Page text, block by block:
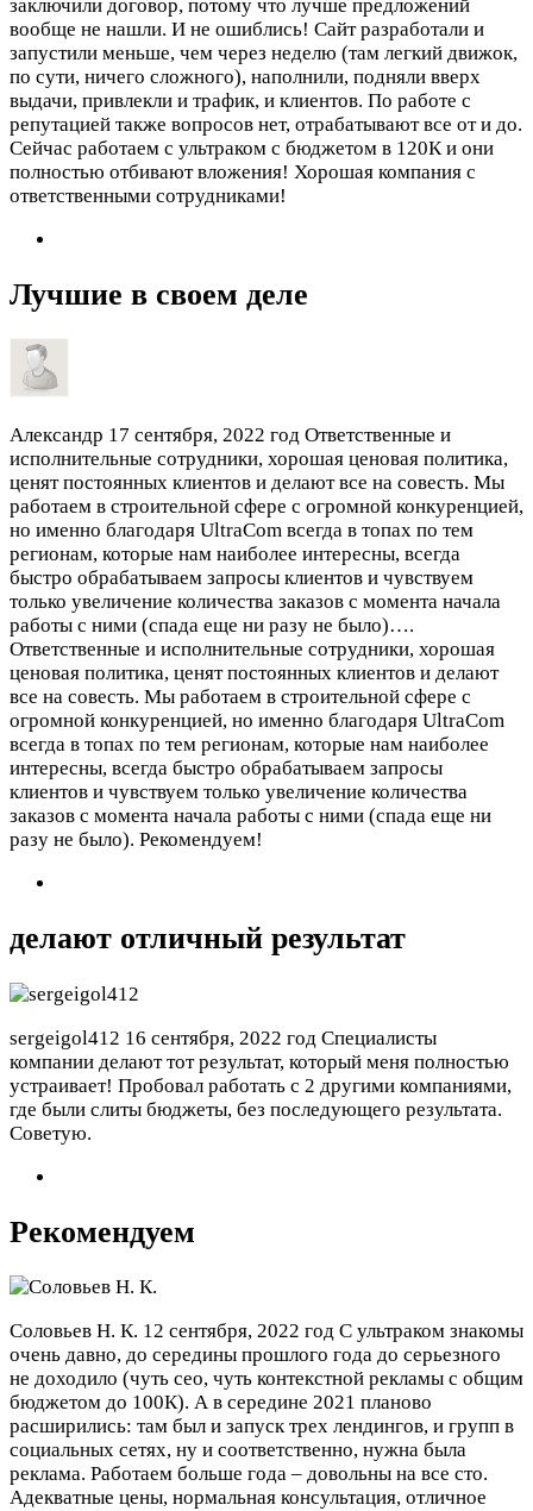
заключили договор, потому что лучше предложений
вообще не нашли. И не ошиблись! Сайт разработали и
запустили меньше, чем через неделю (там легкий движок,
по сути, ничего сложного), наполнили, подняли вверх
выдачи, привлекли и трафик, и клиентов. По работе с
репутацией также вопросов нет, отрабатывают все от и до.
Сейчас работаем с ультраком с бюджетом в 120К и они
полностью отбивают вложения! Хорошая компания с
ответственными сотрудниками!
Лучшие в своем деле
Александр 17 сентября, 2022 год Ответственные и
исполнительные сотрудники, хорошая ценовая политика,
ценят постоянных клиентов и делают все на совесть. Мы
работаем в строительной сфере с огромной конкуренцией,
но именно благодаря UltraCom всегда в топах по тем
регионам, которые нам наиболее интересны, всегда
быстро обрабатываем запросы клиентов и чувствуем
только увеличение количества заказов с момента начала
работы с ними (спада еще ни разу не было)….
Ответственные и исполнительные сотрудники, хорошая
ценовая политика, ценят постоянных клиентов и делают
все на совесть. Мы работаем в строительной сфере с
огромной конкуренцией, но именно благодаря UltraCom
всегда в топах по тем регионам, которые нам наиболее
интересны, всегда быстро обрабатываем запросы
клиентов и чувствуем только увеличение количества
заказов с момента начала работы с ними (спада еще ни
разу не было). Рекомендуем!
делают отличный результат
sergeigol412 16 сентября, 2022 год Специалисты
компании делают тот результат, который меня полностью
устраивает! Пробовал работать с 2 другими компаниями,
где были слиты бюджеты, без последующего результата.
Советую.
Рекомендуем
Соловьев Н. К. 12 сентября, 2022 год С ультраком знакомы
очень давно, до середины прошлого года до серьезного
не доходило (чуть сео, чуть контекстной рекламы с общим
бюджетом до 100К). А в середине 2021 планово
расширились: там был и запуск трех лендингов, и групп в
социальных сетях, ну и соответственно, нужна была
реклама. Работаем больше года – довольны на все сто.
Адекватные цены, нормальная консультация, отличное